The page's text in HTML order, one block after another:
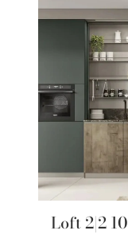
Loft 2|2 10